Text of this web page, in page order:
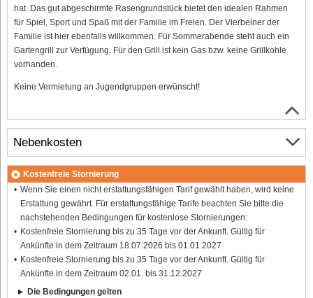
hat. Das gut abgeschirmte Rasengrundstück bietet den idealen Rahmen
für Spiel, Sport und Spaß mit der Familie im Freien. Der Vierbeiner der
Familie ist hier ebenfalls willkommen. Für Sommerabende steht auch ein
Gartengrill zur Verfügung. Für den Grill ist kein Gas bzw. keine Grillkohle
vorhanden.
Keine Vermietung an Jugendgruppen erwünscht!
Nebenkosten
Kostenfreie Stornierung
Wenn Sie einen nicht erstattungsfähigen Tarif gewählt haben, wird keine
Erstattung gewährt. Für erstattungsfähige Tarife beachten Sie bitte die
nachstehenden Bedingungen für kostenlose Stornierungen:
Kostenfreie Stornierung bis zu 35 Tage vor der Ankunft. Gültig für
Ankünfte in dem Zeitraum 18.07.2026 bis 01.01.2027
Kostenfreie Stornierung bis zu 35 Tage vor der Ankunft. Gültig für
Ankünfte in dem Zeitraum 02.01. bis 31.12.2027
Die Bedingungen gelten